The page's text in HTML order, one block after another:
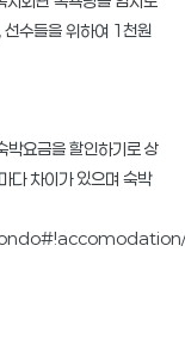
수들을 위하여 1천원
박요금을 할인하기로 상
다 차이가 있으며 숙박